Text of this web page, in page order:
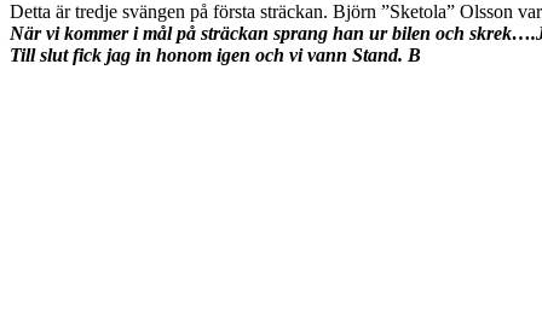
Detta är tredje svängen på första sträckan. Björn ”Sketola” Olsson var
När vi kommer i mål på sträckan sprang han ur bilen och
Till slut fick jag in honom igen och vi vann Stand. B